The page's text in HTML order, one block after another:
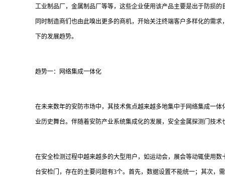
工业制品厂，金属制品厂等等，这些企业使用该产品主要是出于防损
同时制造商们也由此嗅出更多的商机，开始关注终端客户多样化的需
下的发展趋势。
趋势一：网络集成一体化
在未来数年的安防市场中，其技术焦点越来越多地集中于网络集成一
业历史舞台。伴随着安防产业系统集成化的发展，安全金属探测门技
在安全检测过程中越来越多的大型用户，如运动会，展会等动辄使用
台安检门，存在的主要问题有3个。首先，数据设置不能统一；其次